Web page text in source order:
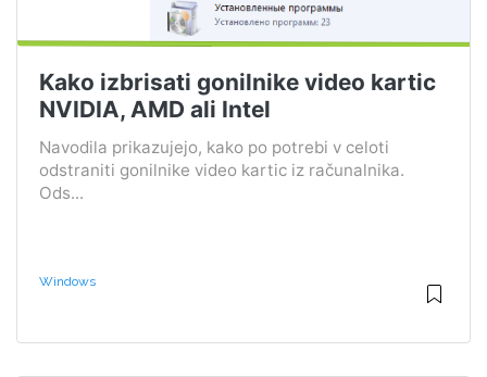
Kako izbrisati gonilnike video kartic
NVIDIA, AMD ali Intel
Navodila prikazujejo, kako po potrebi v celoti
odstraniti gonilnike video kartic iz računalnika.
Ods...
Windows